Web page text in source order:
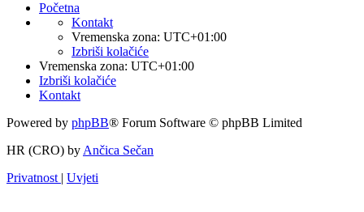
Početna
Kontakt
Vremenska zona: UTC+01:00
Izbriši kolačiće
Vremenska zona: UTC+01:00
Izbriši kolačiće
Kontakt
Powered by phpBB® Forum Software © phpBB Limited
HR (CRO) by Ančica Sečan
Privatnost | Uvjeti